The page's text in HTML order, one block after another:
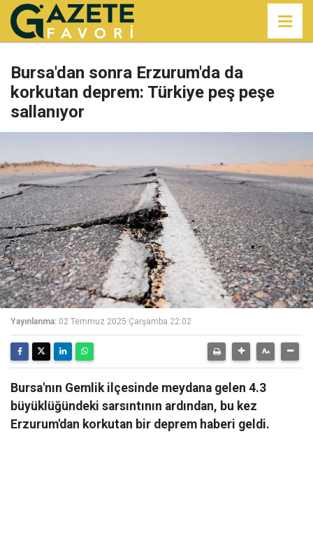
Bursa'dan sonra Erzurum'da da
korkutan deprem: Türkiye peş peşe
sallanıyor
Yayınlanma: 02 Temmuz 2025 Çarşamba 22:02
Bursa'nın Gemlik ilçesinde meydana gelen 4.3
büyüklüğündeki sarsıntının ardından, bu kez
Erzurum'dan korkutan bir deprem haberi geldi.